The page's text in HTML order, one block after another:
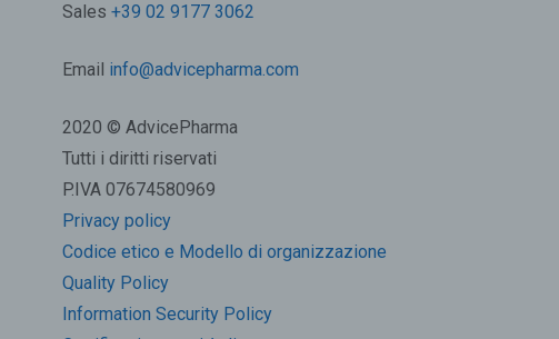
Sales +39 02 9177 3062
Email info@advicepharma.com
2020 © AdvicePharma
Tutti i diritti riservati
P.IVA 07674580969
Privacy policy
Codice etico e Modello di organizzazione
Quality Policy
Information Security Policy